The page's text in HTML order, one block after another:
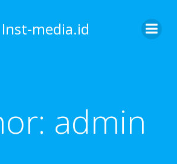
content
media.id
admin